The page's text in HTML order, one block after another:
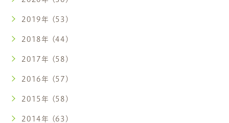
2019年 (53)
2018年 (44)
2017年 (58)
2016年 (57)
2015年 (58)
2014年 (63)